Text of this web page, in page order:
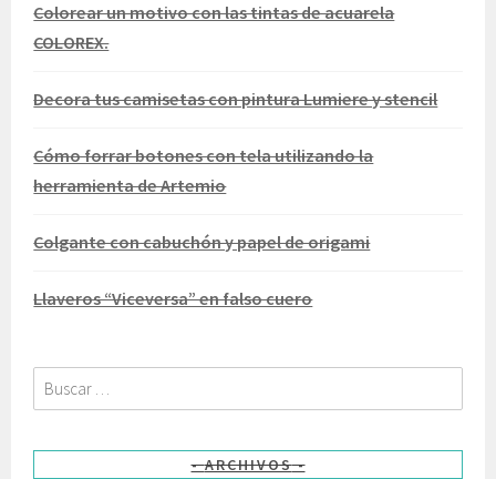
Colorear un motivo con las tintas de acuarela
COLOREX.
Decora tus camisetas con pintura Lumiere y stencil
Cómo forrar botones con tela utilizando la
herramienta de Artemio
Colgante con cabuchón y papel de origami
Llaveros “Viceversa” en falso cuero
Buscar:
ARCHIVOS